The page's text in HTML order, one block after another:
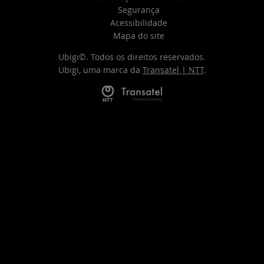
Segurança
Acessibilidade
Mapa do site
Ubigi©. Todos os direitos reservados.
Ubigi, uma marca da Transatel | NTT.